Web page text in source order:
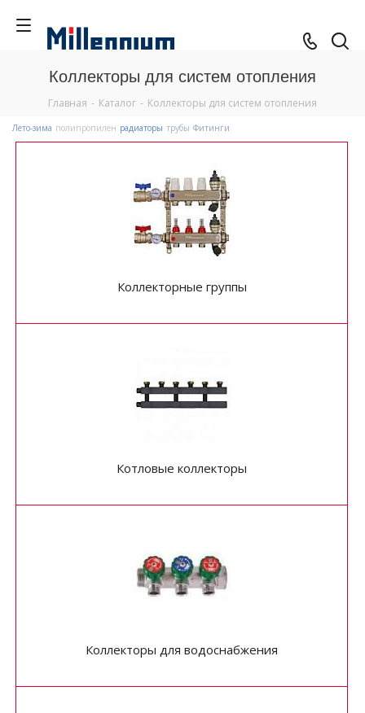
Коллекторы для систем отопления
Главная - Каталог - Коллекторы для систем отопления
Лето-зима полипропилен радиаторы трубы Фитинги
Коллекторные группы
Котловые коллекторы
Коллекторы для водоснабжения